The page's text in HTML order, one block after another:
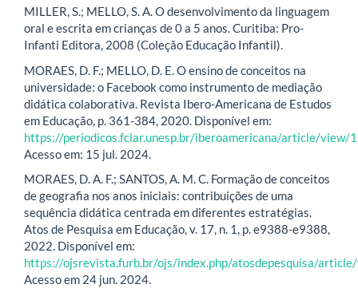
MILLER, S.; MELLO, S. A. O desenvolvimento da linguagem
oral e escrita em crianças de 0 a 5 anos. Curitiba: Pro-
Infanti Editora, 2008 (Coleção Educação Infantil).
MORAES, D. F.; MELLO, D. E. O ensino de conceitos na
universidade: o Facebook como instrumento de mediação
didática colaborativa. Revista Ibero-Americana de Estudos
em Educação, p. 361-384, 2020. Disponível em:
https://periodicos.fclar.unesp.br/iberoamericana/article/view/
Acesso em: 15 jul. 2024.
MORAES, D. A. F.; SANTOS, A. M. C. Formação de conceitos
de geografia nos anos iniciais: contribuições de uma
sequência didática centrada em diferentes estratégias.
Atos de Pesquisa em Educação, v. 17, n. 1, p. e9388-e9388,
2022. Disponível em:
https://ojsrevista.furb.br/ojs/index.php/atosdepesquisa/
Acesso em 24 jun. 2024.